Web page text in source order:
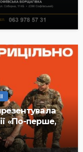
«По-перше,